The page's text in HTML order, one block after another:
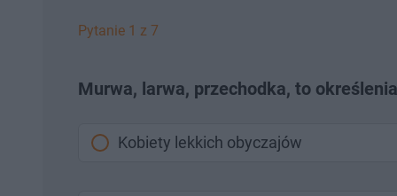
Pytanie 1 z 7
Murwa, larwa, przechodka, to
Kobiety lekkich obyczajów